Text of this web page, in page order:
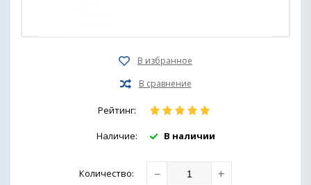
Рейтинг:
Наличие: В наличии
Количество: − +